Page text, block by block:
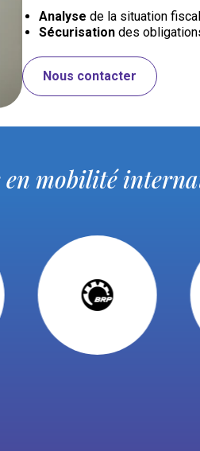
Analyse de la situation
Sécurisation des
Nous contacter
en mobilité